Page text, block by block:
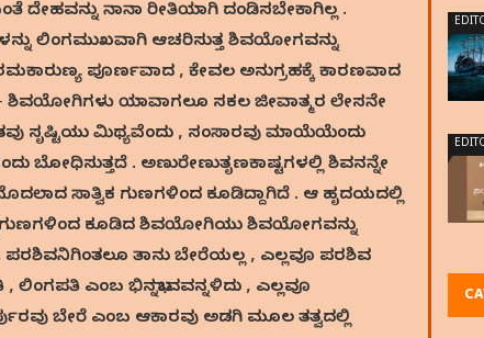
ದೇಹವನ್ನು ನಾನಾ ರೀತಿಯಾಗಿ ದಂಡಿಸಬೇಕಾಗಿಲ್ಲ .
ಲಿಂಗಮುಖವಾಗಿ ಆಚರಿಸುತ್ತ ಶಿವಯೋಗವನ್ನು
ಪೂರ್ಣವಾದ , ಕೇವಲ ಅನುಗ್ರಹಕ್ಕೆ ಕಾರಣವಾದ
ಶಿವಯೋಗಿಗಳು ಯಾವಾಗಲೂ ಸಕಲ ಜೀವಾತ್ಮರ ಲೇಸನೇ
ಸೃಷ್ಟಿಯು ಮಿಥ್ಯವೆಂದು , ಸಂಸಾರವು ಮಾಯೆಯೆಂದು
ಬೋಧಿಸುತ್ತದೆ . ಅಣುರೇಣುತೃಣಕಾಷ್ಟಗಳಲ್ಲಿ ಶಿವನನ್ನೇ
ಸಾತ್ವಿಕ ಗುಣಗಳಿಂದ ಕೂಡಿದ್ದಾಗಿದೆ . ಆ ಹೃದಯದಲ್ಲಿ
ಕೂಡಿದ ಶಿವಯೋಗಿಯು ಶಿವಯೋಗವನ್ನು
ಪರಶಿವನಿಗಿಂತಲೂ ತಾನು ಬೇರೆಯಲ್ಲ , ಎಲ್ಲವೂ ಪರಶಿವ
ಲಿಂಗಪತಿ ಎಂಬ ಭಿನ್ನಭಾವವನ್ನಳಿದು , ಎಲ್ಲವೂ
ಬೇರೆ ಎಂಬ ಆಕಾರವು ಅಡಗಿ ಮೂಲ ತತ್ವದಲ್ಲಿ